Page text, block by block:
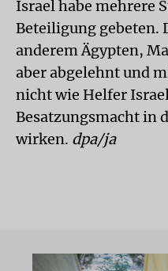
Israel habe mehrere
Beteiligung gebeten.
anderem Ägypten,
aber abgelehnt und
nicht wie Helfer
Besatzungsmacht in
wirken. dpa/ja